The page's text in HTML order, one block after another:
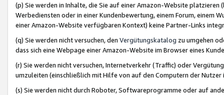
(p) Sie werden in Inhalte, die Sie auf einer Amazon-Website
Werbediensten oder in einer Kundenbewertung, einem Forum, einem
einer Amazon-Website verfügbaren Kontext) keine Partner-Links
(q) Sie werden nicht versuchen, den Vergütungskatalog zu umgehen
dass sich eine Webpage einer Amazon-Website im Browser eines
(r) Sie werden nicht versuchen, Internetverkehr (Traffic) oder
umzuleiten (einschließlich mit Hilfe von auf den Computern der
(s) Sie werden nicht durch Roboter, Softwareprogramme oder auf